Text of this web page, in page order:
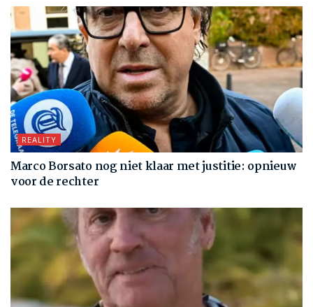
REALITY
Marco Borsato nog niet klaar met justitie: opnieuw
voor de rechter